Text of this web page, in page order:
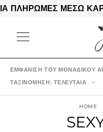
ΠΛΗΡΩΜΕΣ ΜΕΣΩ
ΕΜΦΆΝΙΣΗ ΤΟΥ ΜΟΝΑΔΙΚΟΎ
ΤΑΞΙΝΌΜΗΣΗ: ΤΕΛΕΥΤΑΊΑ
HOME